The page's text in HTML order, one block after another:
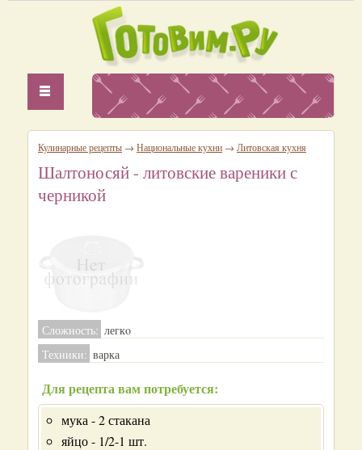
Кулинарные рецепты → Национальные кухни → Литовская кухня
Шалтоносяй - литовские вареники с
черникой
Сложность: легкo
Техники: варка
Для рецепта вам потребуется:
мука - 2 стакана
яйцо - 1/2-1 шт.